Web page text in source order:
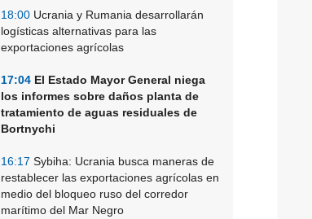
18:00 Ucrania y Rumania desarrollarán
logísticas alternativas para las
exportaciones agrícolas
17:04 El Estado Mayor General niega
los informes sobre daños planta de
tratamiento de aguas residuales de
Bortnychi
16:17 Sybiha: Ucrania busca maneras de
restablecer las exportaciones agrícolas en
medio del bloqueo ruso del corredor
marítimo del Mar Negro